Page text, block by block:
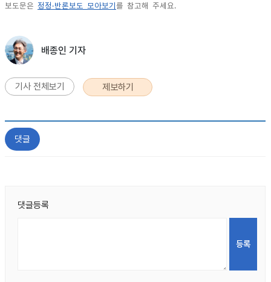
보도문은 정정·반론보도 모아보기 를 참고해 주세요.
배종인 기자
기사 전체보기 제보하기
댓글
댓글등록